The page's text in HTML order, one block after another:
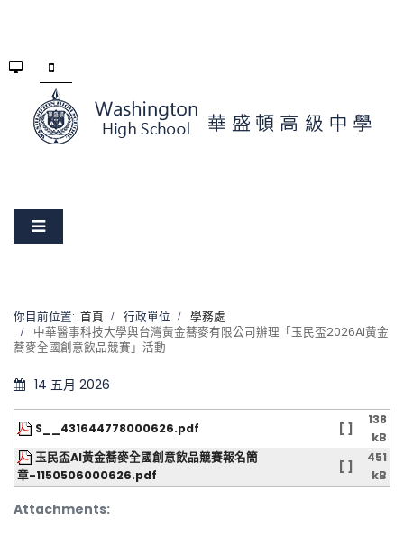
你目前位置: 首頁 行政單位
學務處
中華醫事科技大學與台灣黃金蕎麥有限公司辦理「玉民盃2026AI黃金
蕎麥全國創意飲品競賽」活動
14 五月 2026
Attachments:
S__431644778000626.pdf [ ]
138
kB
玉民盃AI黃金蕎麥全國創意飲品競賽報名簡
章-1150506000626.pdf
[ ]
451
kB